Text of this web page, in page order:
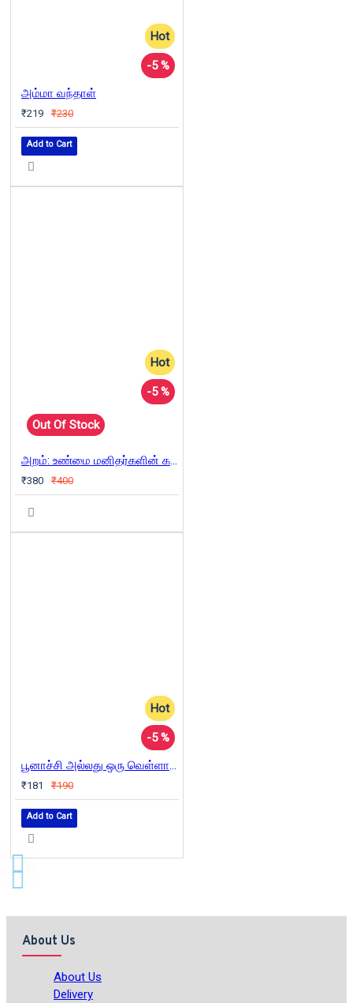
Hot
-5 %
அம்மா வந்தாள்
₹219 ₹230
Add to Cart
Hot
-5 %
Out Of Stock
அறம்: உண்மை மனிதர்களின் கதைகள்
₹380 ₹400
Hot
-5 %
பூனாச்சி அல்லது ஒரு வெள்ளாட்டின் கதை
₹181 ₹190
Add to Cart
About Us
About Us
Delivery